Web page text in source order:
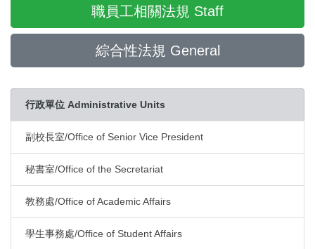
職員工相關法規 Staff
綜合性法規 General
行政單位 Administrative Units
副校長室/Office of Senior Vice President
秘書室/Office of the Secretariat
教務處/Office of Academic Affairs
學生事務處/Office of Student Affairs